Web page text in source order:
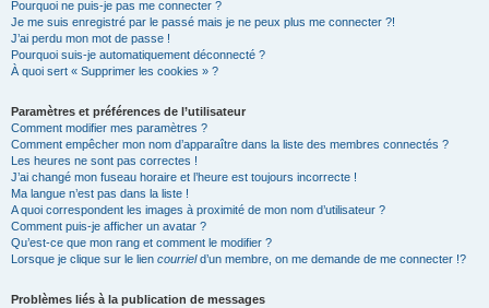
Pourquoi ne puis-je pas me connecter ?
Je me suis enregistré par le passé mais je ne peux plus me connecter ?!
J’ai perdu mon mot de passe !
Pourquoi suis-je automatiquement déconnecté ?
À quoi sert « Supprimer les cookies » ?
Paramètres et préférences de l’utilisateur
Comment modifier mes paramètres ?
Comment empêcher mon nom d’apparaître dans la liste des membres connectés ?
Les heures ne sont pas correctes !
J’ai changé mon fuseau horaire et l’heure est toujours incorrecte !
Ma langue n’est pas dans la liste !
A quoi correspondent les images à proximité de mon nom d’utilisateur ?
Comment puis-je afficher un avatar ?
Qu’est-ce que mon rang et comment le modifier ?
Lorsque je clique sur le lien courrield’un membre, on me demande de me connecter !?
Problèmes liés à la publication de messages